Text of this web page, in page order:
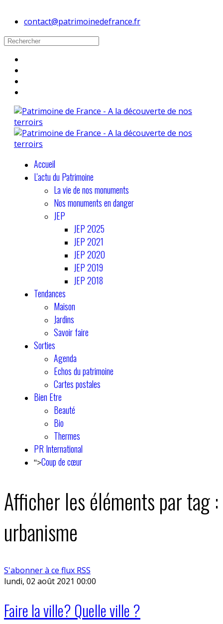
contact@patrimoinedefrance.fr
Accueil
L'actu du Patrimoine
La vie de nos monuments
Nos monuments en danger
JEP
JEP 2025
JEP 2021
JEP 2020
JEP 2019
JEP 2018
Tendances
Maison
Jardins
Savoir faire
Sorties
Agenda
Echos du patrimoine
Cartes postales
Bien Etre
Beauté
Bio
Thermes
PR International
">Coup de cœur
Afficher les éléments par tag :
urbanisme
S'abonner à ce flux RSS
lundi, 02 août 2021 00:00
Faire la ville? Quelle ville ?